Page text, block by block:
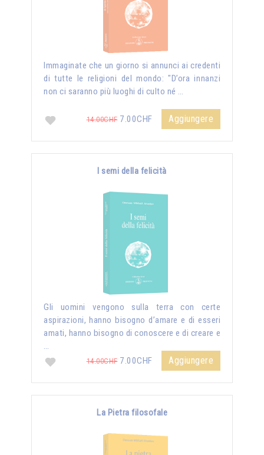
Immaginate che un giorno si annunci ai credenti
di tutte le religioni del mondo: "D’ora innanzi
non ci saranno più luoghi di culto né …
14.00CHF7.00CHF Aggiungere
I semi della felicità
Gli uomini vengono sulla terra con certe
aspirazioni, hanno bisogno d’amare e di esseri
amati, hanno bisogno di conoscere e di creare e
…
14.00CHF7.00CHF Aggiungere
La Pietra filosofale